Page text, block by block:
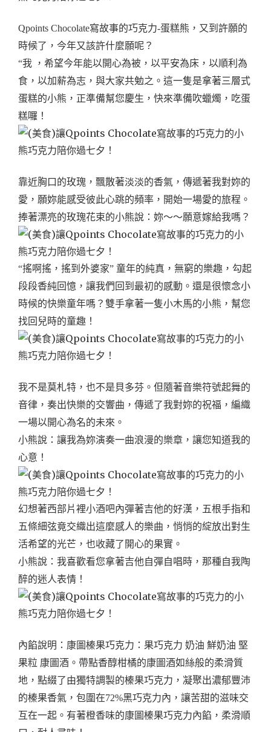
Qpoints Chocolate寫故事的巧克力-蛋糕熊， 又到許願的
時候了，今年又該許什麼願呢？
“我 ，希望今年能以開心為被，以平安為床，以順利為
食，以加薪為志，與大家共勉之。這一隻是拿著三層式
蛋糕的小熊，正準備幫您慶生，快來準備吹蠟燭，吃蛋
糕囉！
靠近胸口的玫瑰，飄散著淡淡的香氣，傳遞著我對妳的
愛，願妳能感受彼此心跳的頻率，開始一場愛的旅程。
捧著漂亮的玫瑰花束的小熊說：妳～～願意嫁給我嗎？
“搖啊搖，搖到外婆家” 童年的純真，無窮的樂趣，勾起
段段香純回憶，讓我們回到最初的感動。還是很懷念小
時候的快樂童年嗎？雙手拿著一隻小木馬的小熊，幫您
找回兒時的童趣！
我不是莫札特，也不是貝多芬。但隨著音樂符號起舞的
音律，奏出快樂的交響曲，傳遞了我對妳的祝福，編織
一場以開心為名的未來。
小熊說：讓我為妳演奏一曲浪漫的樂章，讓您知道我的
心意！
幻想著西部片裡小酒吧內彈著吉他的好漢，五根手指和
五條細弦竟交織出這麼感人的樂曲，悄悄的綻放出對生
活希望的光芒，也收藏了開心的果實。
小熊說：我喜歡看您拿著吉他自彈自唱時，那種自我陶
醉的迷人表情！
內餡說明： 康圖榛果巧克力：果巧克力 奶油 鮮奶油 堅
果粒 康圖酒。 帶點香醇柑橘的康圖酒如絲般的柔滑質
地，點綴了由獨特調製的榛果巧克力，凝聚出濃郁豐沛
的榛果香氣，包圍在72%黑巧克力內，讓苦甜的滋味交
互在一起。有著橙香味的康圖榛果巧克力內餡，柔滑順